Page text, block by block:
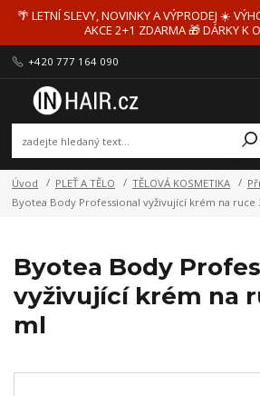
🌴 LETNÍ SLEVY, NOVINKY A VÝPRODEJ ☀️
AKCE 2+1 ZDARMA 🎁 DÁRKY K
+420 777 164 090
Úvod PLEŤ A TĚLO TĚLOVÁ KOSMETIKA
Byotea Body Professional vyživující krém na ruce
Byotea Body
vyživující krém na
ml